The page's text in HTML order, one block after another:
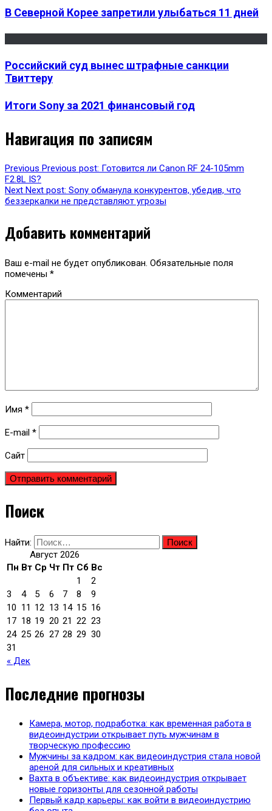
В Северной Корее запретили улыбаться 11 дней
Российский суд вынес штрафные санкции
Твиттеру
Итоги Sony за 2021 финансовый год
Навигация по записям
Previous Previous post: Готовится ли Canon RF 24-105mm
F2.8L IS?
Next Next post: Sony обманула конкурентов, убедив, что
беззеркалки не представляют угрозы
Добавить комментарий
Ваш e-mail не будет опубликован. Обязательные поля
помечены *
Комментарий
Имя *
E-mail *
Сайт
Поиск
Найти:
Август 2026
Пн Вт Ср Чт Пт Сб Вс
« Дек
1
2
3
4 5 6 7 8
9
10 11 12 13 14 15 16
17 18 19 20 21 22 23
24 25 26 27 28 29 30
31
Последние прогнозы
Камера, мотор, подработка: как временная работа в
видеоиндустрии открывает путь мужчинам в
творческую профессию
Мужчины за кадром: как видеоиндустрия стала новой
ареной для сильных и креативных
Вахта в объективе: как видеоиндустрия открывает
новые горизонты для сезонной работы
Первый кадр карьеры: как войти в видеоиндустрию